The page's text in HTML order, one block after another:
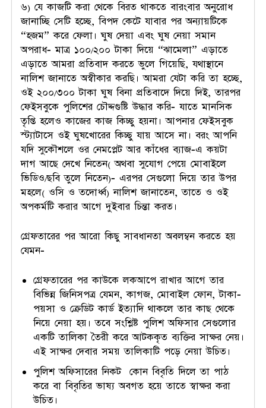
৬) যে কাজটি করা থেকে বিরত থাকতে বারংবার অনুরোধ
জানাচ্ছি সেটি হচ্ছে, বিপদ কেটে যাবার পর অন্যায়টিকে
“হজম” করে ফেলা। ঘুষ দেয়া এবং ঘুষ নেয়া সমান
অপরাধ- মাত্র ১০০/২০০ টাকা দিয়ে “ঝামেলা” এড়াতে
এড়াতে আমরা প্রতিবাদ করতে ভুলে গিয়েছি, যথাস্থানে
নালিশ জানাতে অস্বীকার করছি। আমরা যেটা করি তা হচ্ছে,
ওই ২০০/৩০০ টাকা ঘুষ বিনা প্রতিবাদে দিয়ে দিই, তারপর
ফেইসবুকে পুলিশের চৌদ্দগুষ্টি উদ্ধার করি- যাতে মানসিক
তৃপ্তি হলেও কাজের কাজ কিচ্ছু হয়না। আপনার ফেইসবুক
স্ট্যাটাসে ওই ঘুষখোরের কিচ্ছু যায় আসে না। বরং আপনি
যদি সুকৌশলে ওর নেমপ্লেট আর কাঁধের ব্যাজ-এ কয়টা
দাগ আছে দেখে নিতেন( অথবা সুযোগ পেয়ে মোবাইলে
ভিডিও/ছবি তুলে নিতেন)- এরপর সেগুলো দিয়ে তার উপর
মহলে( ওসি ও তদোর্ধ্ব) নালিশ জানাতেন, তাতে ও ওই
অপকর্মটি করার আগে দুইবার চিন্তা করত।
গ্রেফতারের পর আরো কিছু সাবধানতা অবলম্বন করতে হয়
যেমন-
গ্রেফতারের পর কাউকে লকআপে রাখার আগে তার
বিভিন্ন জিনিসপত্র যেমন, কাগজ, মোবাইল ফোন, টাকা-
পয়সা ও ক্রেডিট কার্ড ইত্যাদি থাকলে তার কাছ থেকে
নিয়ে নেয়া হয়। তবে সংশ্লিষ্ট পুলিশ অফিসার সেগুলোর
একটি তালিকা তৈরী করে আটককৃত ব্যক্তির সাক্ষর নেয়।
এই সাক্ষর দেবার সময় তালিকাটি পড়ে নেয়া উচিত।
পুলিশ অফিসারের নিকট কোন বিবৃতি দিলে তা পাঠ
করে বা বিবৃতির ভাষ্য অবগত হয়ে তাতে স্বাক্ষর করা
উচিত।